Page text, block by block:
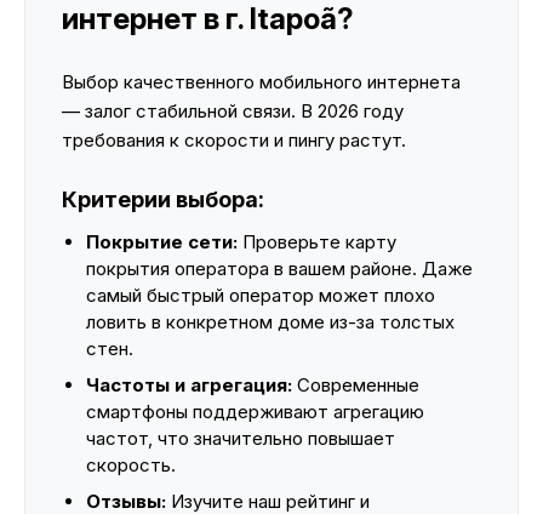
интернет в г. Itapoã?
Выбор качественного мобильного интернета
— залог стабильной связи. В 2026 году
требования к скорости и пингу растут.
Критерии выбора:
Покрытие сети: Проверьте карту
покрытия оператора в вашем районе. Даже
самый быстрый оператор может плохо
ловить в конкретном доме из-за толстых
стен.
Частоты и агрегация: Современные
смартфоны поддерживают агрегацию
частот, что значительно повышает
скорость.
Отзывы: Изучите наш рейтинг и